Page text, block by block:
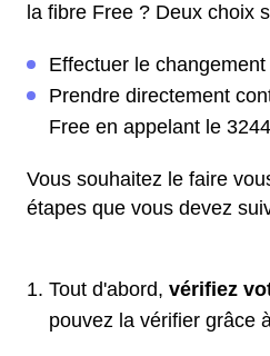
la fibre Free ? Deux choix
Effectuer le
Prendre directement
Free en appelant le 3244
Vous souhaitez le faire
étapes que vous devez
Tout d'abord, vérifiez
pouvez la vérifier grâce